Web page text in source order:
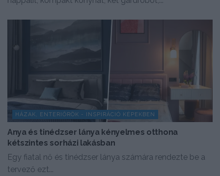
HÁZAK, ENTERIŐRÖK - INSPIRÁCIÓ KÉPEKBEN
Anya és tinédzser lánya kényelmes otthona
kétszintes sorházi lakásban
Egy fiatal nő és tinédzser lánya számára rendezte be a
tervező ezt...